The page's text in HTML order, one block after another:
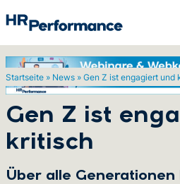
Startseite » News » Gen Z ist engagiert und
Gen Z ist
kritisch
Über alle